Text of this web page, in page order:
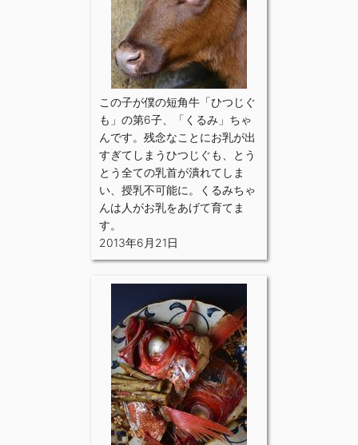
この子が僕の短角牛「ひつじぐ
も」の第6子、「くるみ」ちゃ
んです。残念なことにお乳が出
すぎてしまうひつじぐも、とう
とう全ての乳首が潰れてしま
い、授乳不可能に。くるみちゃ
んは人がお乳をあげて育てま
す。
2013年6月21日